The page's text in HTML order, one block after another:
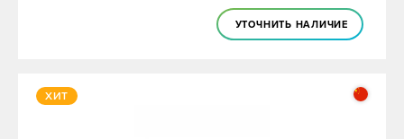
УТОЧНИТЬ НАЛИЧИЕ
ХИТ